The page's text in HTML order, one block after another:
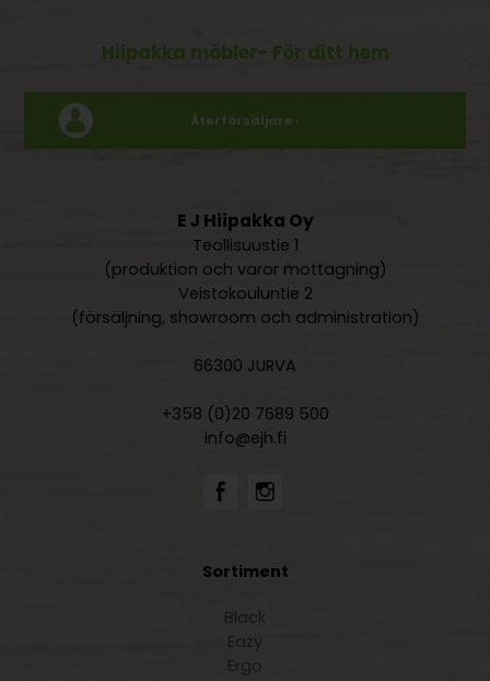
Hiipakka möbler- För ditt hem
Återförsäljare ›
E J Hiipakka Oy
Teollisuustie 1
(produktion och varor mottagning)
Veistokouluntie 2
(försäljning, showroom och administration)
66300 JURVA
+358 (0)20 7689 500
info@ejh.fi
Sortiment
Black
Eazy
Ergo